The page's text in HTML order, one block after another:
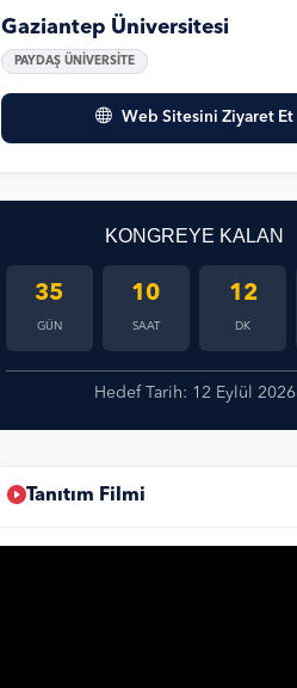
Gaziantep Üniversitesi
PAYDAŞ ÜNİVERSİTE
Web Sitesini Ziyaret Et
KONGREYE KALAN
35
GÜN
10
SAAT
12
DK
Hedef Tarih: 12 Eylül 2026
Tanıtım Filmi